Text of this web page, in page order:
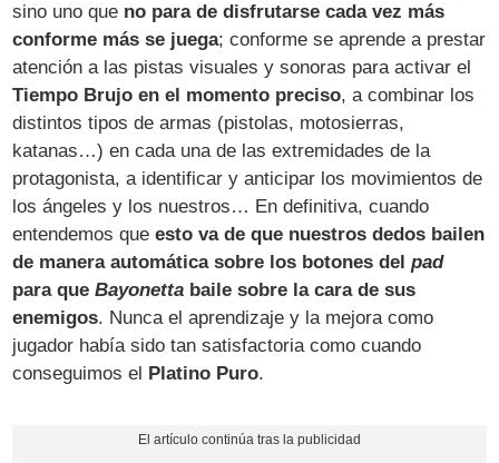
sino uno que no para de disfrutarse cada vez más
conforme más se juega; conforme se aprende a prestar
atención a las pistas visuales y sonoras para activar el
Tiempo Brujo en el momento preciso, a combinar los
distintos tipos de armas (pistolas, motosierras,
katanas…) en cada una de las extremidades de la
protagonista, a identificar y anticipar los movimientos de
los ángeles y los nuestros… En definitiva, cuando
entendemos queesto va de que nuestros dedos bailen
de manera automática sobre los botones delpad
para queBayonetta baile sobre la cara de sus
enemigos. Nunca el aprendizaje y la mejora como
jugador había sido tan satisfactoria como cuando
conseguimos el
Platino Puro.